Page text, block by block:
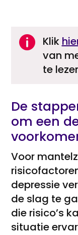
 Klik
van
te
De
om een
Voor
depressie
de slag te
die risico’s
situatie